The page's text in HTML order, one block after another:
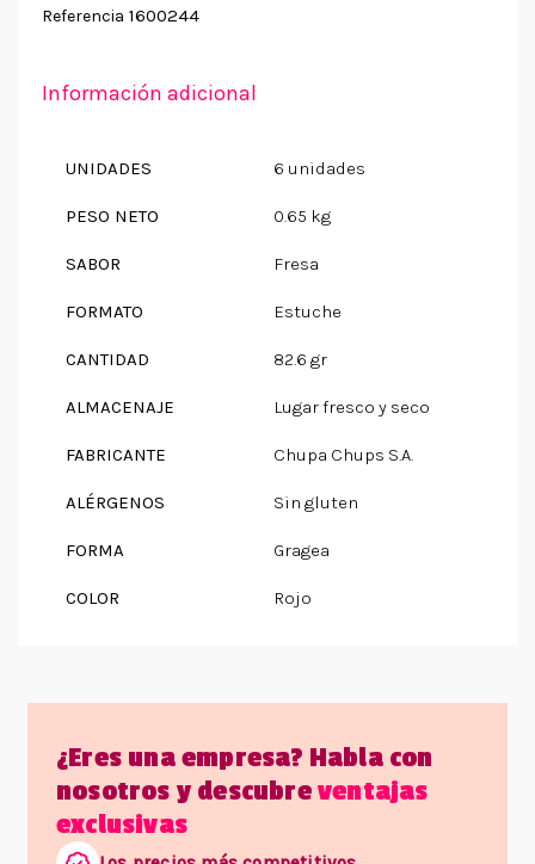
Referencia 1600244
Información adicional
UNIDADES 6 unidades
PESO NETO 0.65 kg
SABOR Fresa
FORMATO Estuche
CANTIDAD 82.6 gr
ALMACENAJE Lugar fresco y seco
FABRICANTE Chupa Chups S.A.
ALÉRGENOS Sin gluten
FORMA Gragea
COLOR Rojo
¿Eres una empresa? Habla con
nosotros y descubreventajas
exclusivas